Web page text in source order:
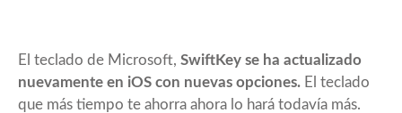
El teclado de Microsoft, SwiftKey se ha actualizado
nuevamente en iOS con nuevas opciones. El teclado
que más tiempo te ahorra ahora lo hará todavía más.